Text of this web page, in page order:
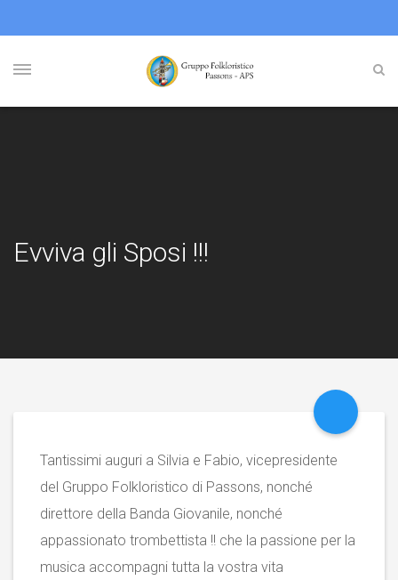
Evviva gli Sposi !!!
Tantissimi auguri a Silvia e Fabio, vicepresidente
del Gruppo Folkloristico di Passons, nonché
direttore della Banda Giovanile, nonché
appassionato trombettista !! che la passione per la
musica accompagni tutta la vostra vita